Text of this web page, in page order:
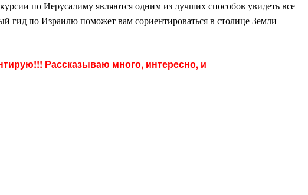
по Иерусалиму являются одним из лучших способов увидеть все
гид по Израилю поможет вам сориентироваться в столице Земли
Рассказываю много, интересно, и